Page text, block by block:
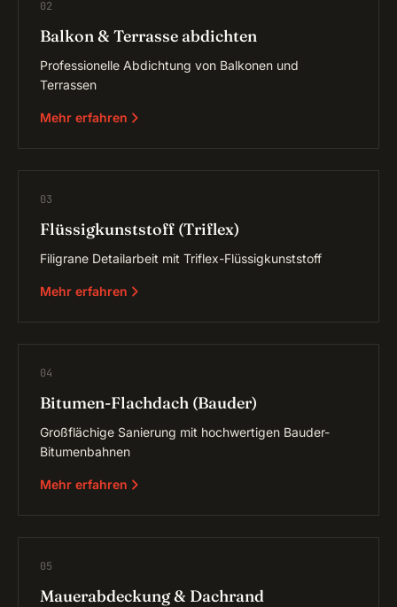
02
Balkon & Terrasse abdichten
Professionelle Abdichtung von Balkonen und
Terrassen
Mehr erfahren
03
Flüssigkunststoff (Triflex)
Filigrane Detailarbeit mit Triflex-Flüssigkunststoff
Mehr erfahren
04
Bitumen-Flachdach (Bauder)
Großflächige Sanierung mit hochwertigen Bauder-
Bitumenbahnen
Mehr erfahren
05
Mauerabdeckung & Dachrand